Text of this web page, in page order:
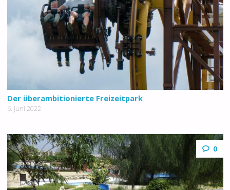
Der überambitionierte Freizeitpark
6. Juni 2022
0